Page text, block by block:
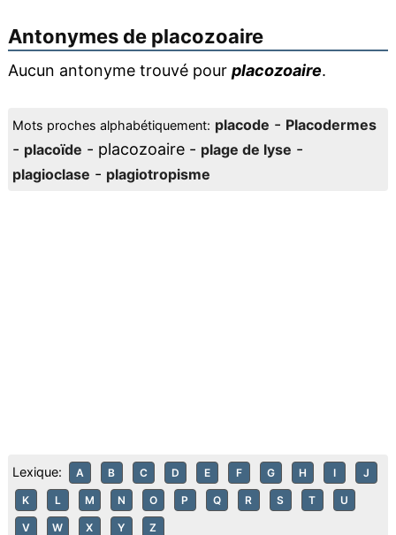
Antonymes de placozoaire
Aucun antonyme trouvé pour placozoaire.
Mots proches alphabétiquement: placode - Placodermes
- placoïde - placozoaire - plage de lyse -
plagioclase - plagiotropisme
Lexique: A B C D E F G H I J
K L M N O P Q R S T U
V W X Y Z